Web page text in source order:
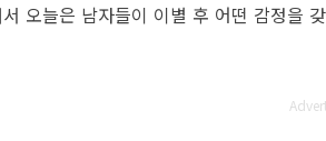
오늘은 남자들이 이별 후 어떤 감정을